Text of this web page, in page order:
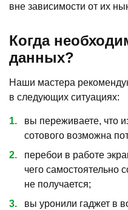
вне зависимости от их
Когда
данных?
Наши мастера
в следующих ситуациях:
вы переживаете, что
сотового возможна
перебои в работе
чего самостоятельно
не получается;
вы уронили гаджет в